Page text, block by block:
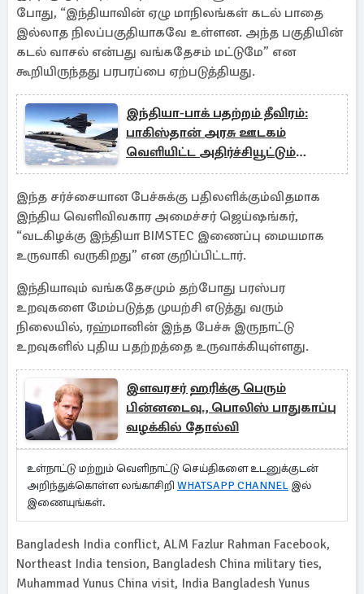
போது, “இந்தியாவின் ஏழு மாநிலங்கள் கடல் பாதை
இல்லாத நிலப்பகுதியாகவே உள்ளன. அந்த பகுதியின்
கடல் வாசல் என்பது வங்கதேசம் மட்டுமே” என
கூறியிருந்தது பரபரப்பை ஏற்படுத்தியது.
இந்தியா-பாக் பதற்றம் தீவிரம்:
பாகிஸ்தான் அரசு ஊடகம்
வெளியிட்ட அதிர்ச்சியூட்டும்
செய்தி
இந்த சர்ச்சையான பேச்சுக்கு பதிலளிக்கும்விதமாக
இந்திய வெளிவிவகார அமைச்சர் ஜெய்ஷங்கர்,
“வடகிழக்கு இந்தியா BIMSTEC இணைப்பு மையமாக
உருவாகி வருகிறது” என குறிப்பிட்டார்.
இந்தியாவும் வங்கதேசமும் தற்போது பரஸ்பர
உறவுகளை மேம்படுத்த முயற்சி எடுத்து வரும்
நிலையில், ரஹ்மானின் இந்த பேச்சு இருநாட்டு
உறவுகளில் புதிய பதற்றத்தை உருவாக்கியுள்ளது.
இளவரசர் ஹரிக்கு பெரும்
பின்னடைவு., பொலிஸ் பாதுகாப்பு
வழக்கில் தோல்வி
உள்நாட்டு மற்றும் வெளிநாட்டு செய்திகளை உடனுக்குடன்
அறிந்துக்கொள்ள லங்காசிறி WHATSAPP CHANNEL இல்
இணையுங்கள்.
Bangladesh India conflict, ALM Fazlur Rahman Facebook,
Northeast India tension, Bangladesh China military ties,
Muhammad Yunus China visit, India Bangladesh Yunus